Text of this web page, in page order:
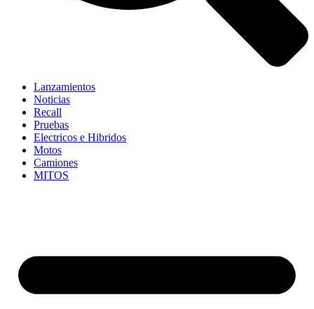
Lanzamientos
Noticias
Recall
Pruebas
Electricos e Hibridos
Motos
Camiones
MITOS